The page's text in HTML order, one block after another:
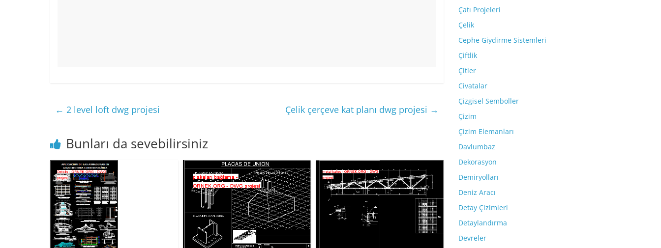
← 2 level loft dwg projesi Çelik çerçeve kat planı dwg projesi →
Bunları da sevebilirsiniz
Çatı Projeleri
Çelik
Cephe Giydirme Sistemleri
Çiftlik
Çitler
Civatalar
Çizgisel Semboller
Çizim
Çizim Elemanları
Davlumbaz
Dekorasyon
Demiryolları
Deniz Aracı
Detay Çizimleri
Detaylandırma
Devreler